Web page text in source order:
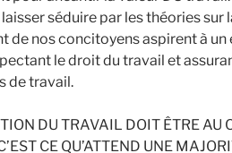
séduire par les théories sur
de nos concitoyens aspirent à
le droit du travail et
de travail.
DU TRAVAIL DOIT ÊTRE AU
CE QU’ATTEND UNE